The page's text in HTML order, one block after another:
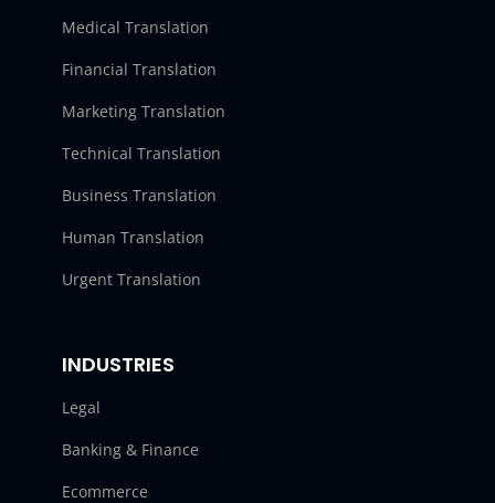
Medical Translation
Financial Translation
Marketing Translation
Technical Translation
Business Translation
Human Translation
Urgent Translation
INDUSTRIES
Legal
Banking & Finance
Ecommerce